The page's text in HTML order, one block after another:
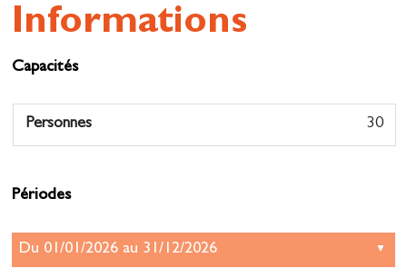
Informations
Capacités
Personnes 30
Périodes